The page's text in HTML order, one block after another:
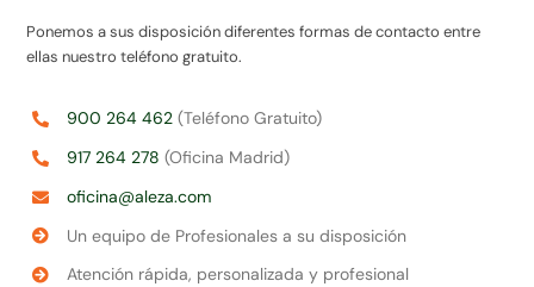
Ponemos a sus disposición diferentes formas de contacto entre
ellas nuestro teléfono gratuito.
900 264 462(Teléfono Gratuito)
917 264 278 (Oficina Madrid)
oficina@aleza.com
Un equipo de Profesionales a su disposición
Atención rápida, personalizada y profesional